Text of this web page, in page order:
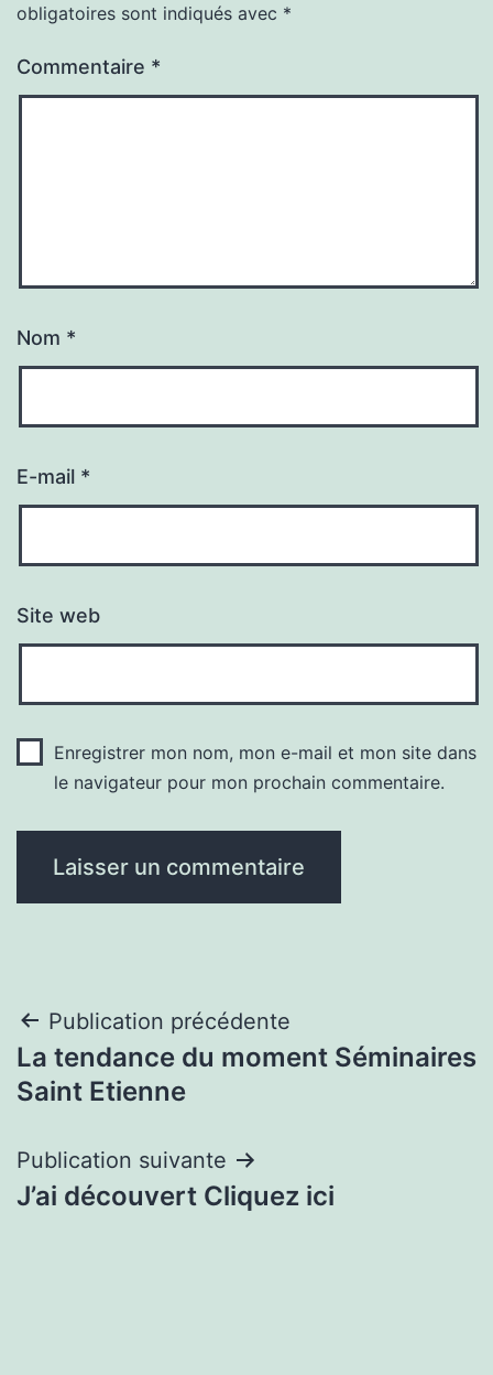
obligatoires sont indiqués avec *
Commentaire *
Nom *
E-mail *
Site web
Enregistrer mon nom, mon e-mail et mon site dans
le navigateur pour mon prochain commentaire.
Navigation
de
Publication précédente
La tendance du moment Séminaires
Saint Etienne
Publication suivante
J’ai découvert Cliquez ici